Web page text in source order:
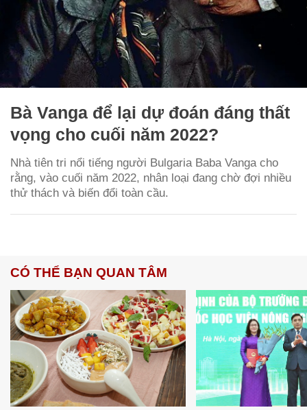
Bà Vanga để lại dự đoán đáng thất
vọng cho cuối năm 2022?
Nhà tiên tri nổi tiếng người Bulgaria Baba Vanga cho
rằng, vào cuối năm 2022, nhân loại đang chờ đợi nhiều
thử thách và biến đổi toàn cầu.
CÓ THỂ BẠN QUAN TÂM